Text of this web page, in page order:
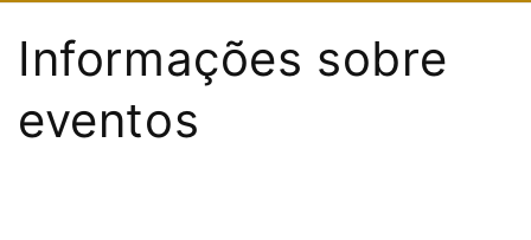
Informações sobre
eventos